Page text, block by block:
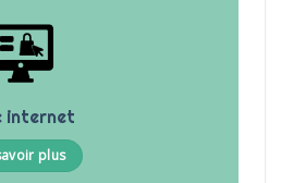
internet
plus